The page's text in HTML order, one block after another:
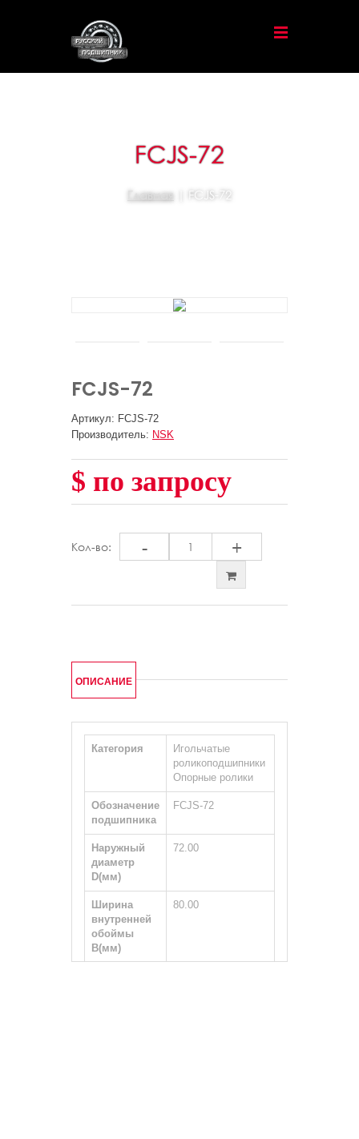
FCJS-72
Главная | FCJS-72
FCJS-72
Артикул: FCJS-72
Производитель: NSK
$ по запросу
Кол-во: - +
ОПИСАНИЕ
Категория
Игольчатые
роликоподшипники
Опорные ролики
Обозначение
подшипника
FCJS-72
Наружный
диаметр
D(мм)
72.00
Ширина
внутренней
обоймы
B(мм)
80.00